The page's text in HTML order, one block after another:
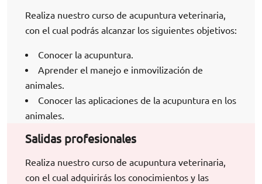
Realiza nuestro curso de acupuntura veterinaria,
con el cual podrás alcanzar los siguientes objetivos:
Conocer la acupuntura.
Aprender el manejo e inmovilización de
animales.
Conocer las aplicaciones de la acupuntura en los
animales.
Salidas profesionales
Realiza nuestro curso de acupuntura veterinaria,
con el cual adquirirás los conocimientos y las